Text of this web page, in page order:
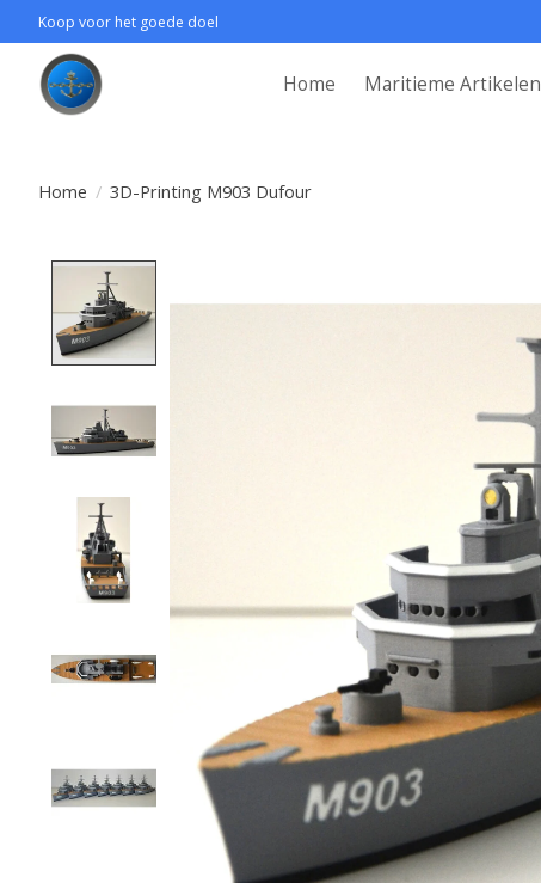
Koop voor het goede doel
Home Maritieme Artikelen
Home / 3D-Printing M903 Dufour